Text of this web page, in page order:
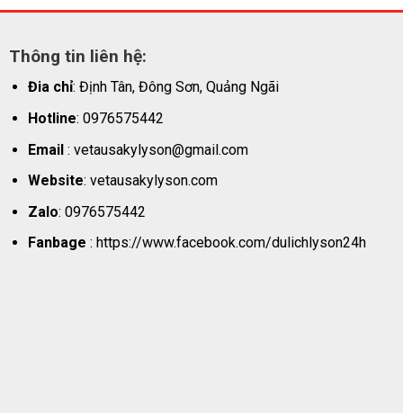
Thông tin liên hệ:
Đia chỉ: Định Tân, Đông Sơn, Quảng Ngãi
Hotline: 0976575442
Email: vetausakylyson@gmail.com
Website: vetausakylyson.com
Zalo: 0976575442
Fanbage : https://www.facebook.com/dulichlyson24h